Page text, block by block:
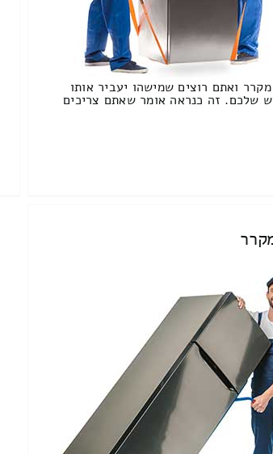
ואתם רוצים שמישהו יעביר אותו
שלכם. זה כנראה אומר שאתם צריכים